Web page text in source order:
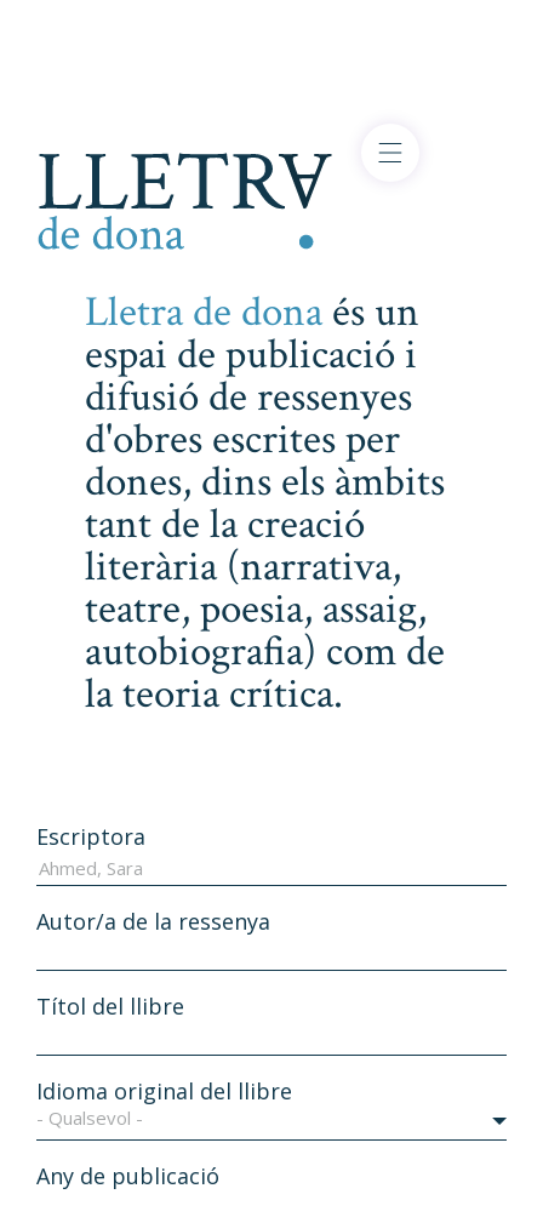
Lletra de donaés un
espai de publicació i
difusió de ressenyes
d'obres escrites per
dones, dins els àmbits
tant de la creació
literària (narrativa,
teatre, poesia, assaig,
autobiografia) com de
la teoria crítica.
Escriptora
Autor/a de la ressenya
Títol del llibre
Idioma original del llibre
- Qualsevol -
Any de publicació